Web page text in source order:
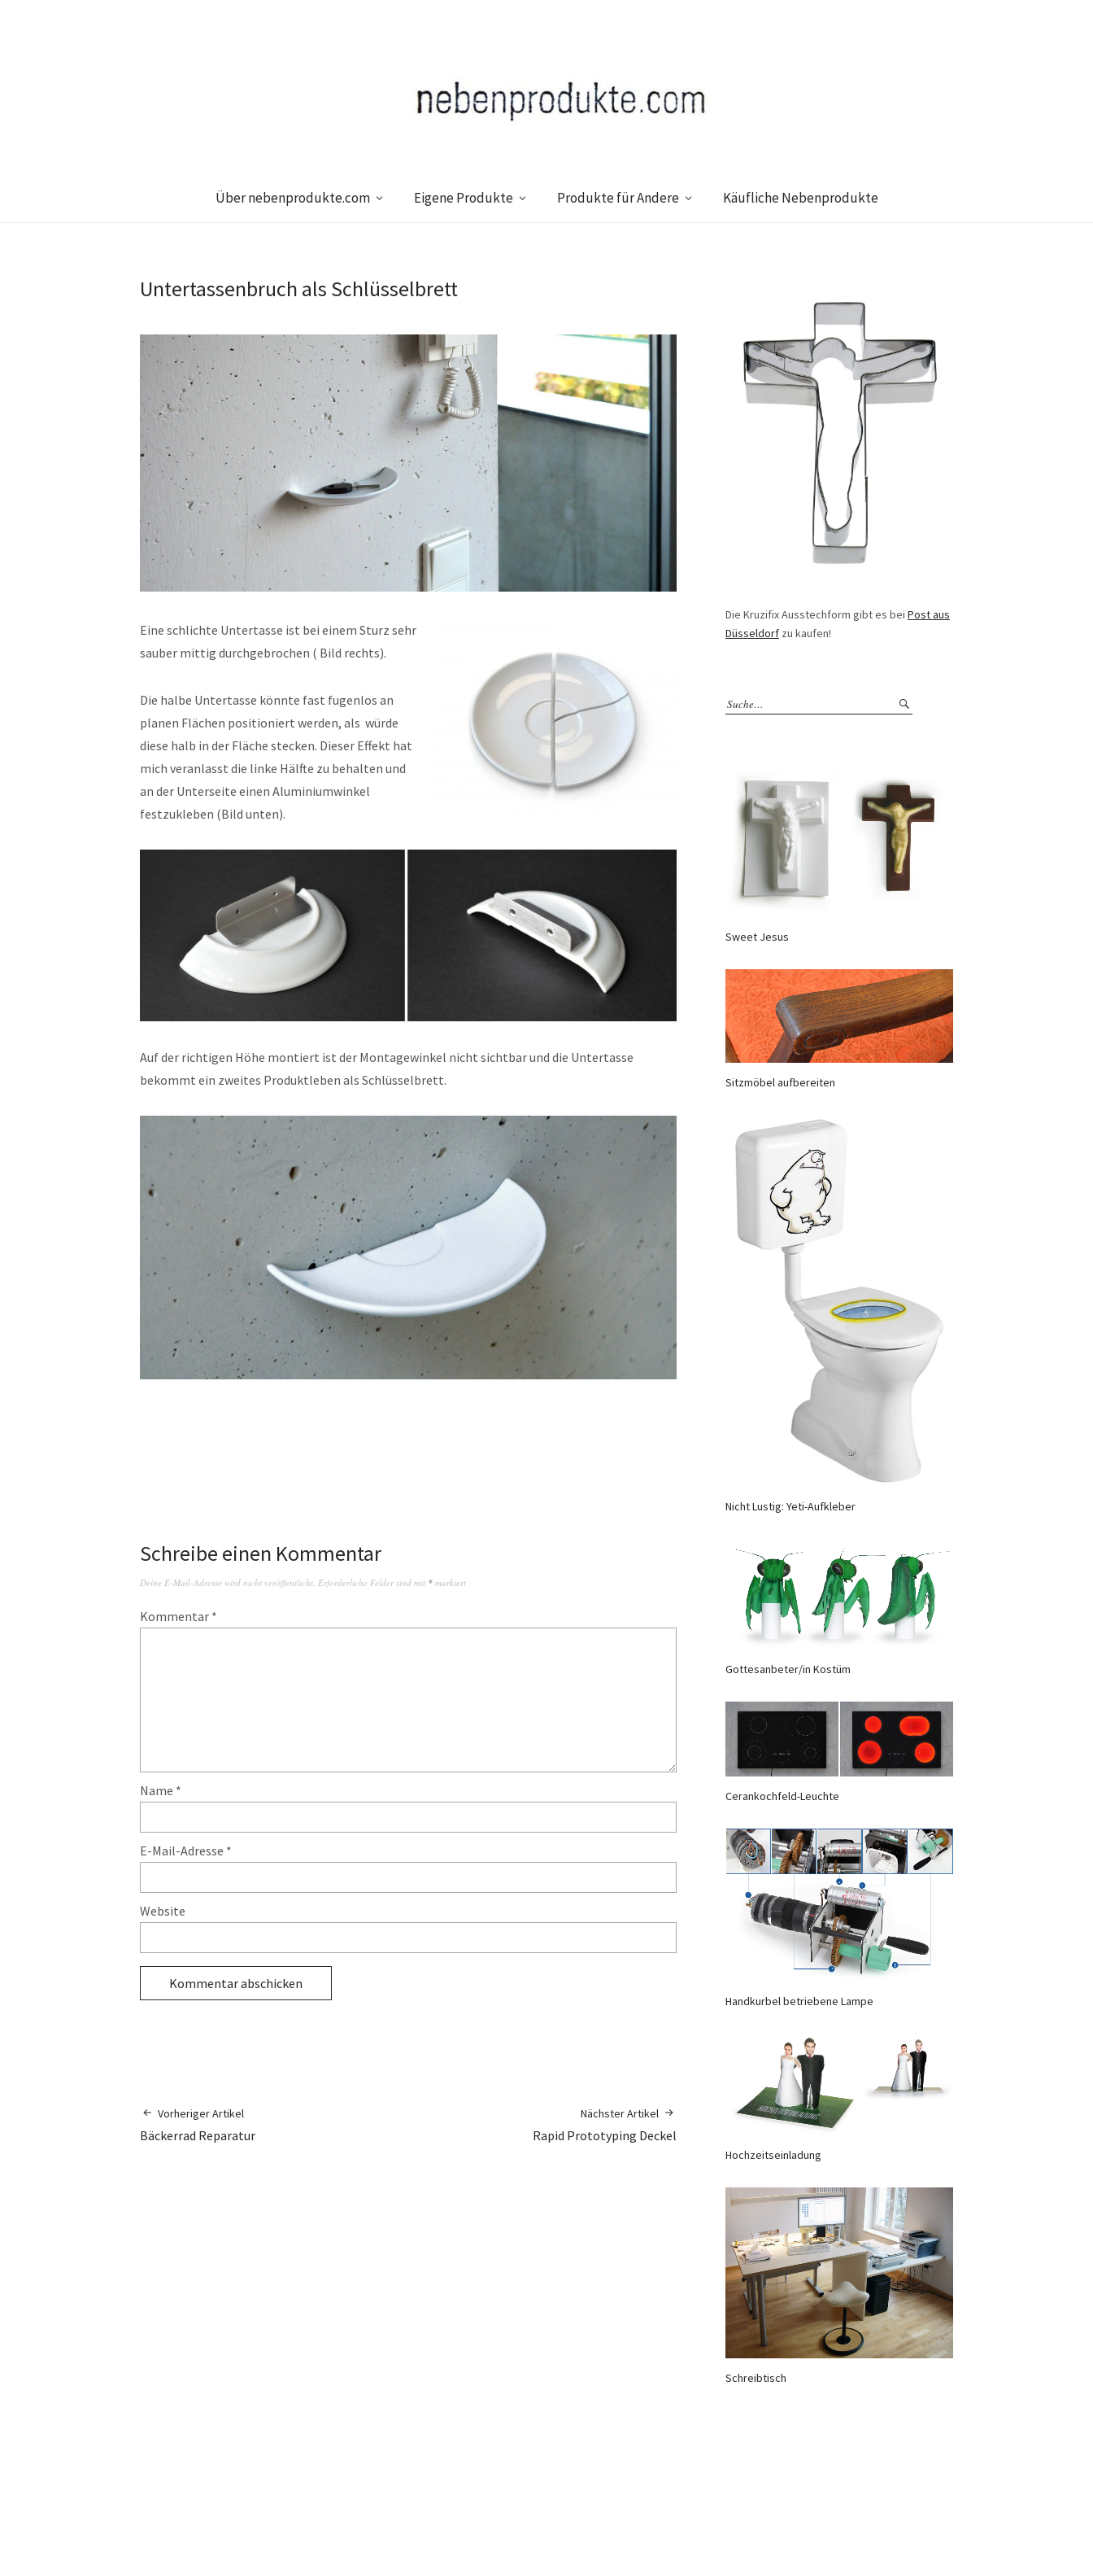
Über nebenprodukte.com Eigene Produkte Produkte für Andere Käufliche Nebenprodukte
Untertassenbruch als Schlüsselbrett
Eine schlichte Untertasse ist bei einem Sturz sehr
sauber mittig durchgebrochen ( Bild rechts).
Die halbe Untertasse könnte fast fugenlos an
planen Flächen positioniert werden, als würde
diese halb in der Fläche stecken. Dieser Effekt hat
mich veranlasst die linke Hälfte zu behalten und
an der Unterseite einen Aluminiumwinkel
festzukleben (Bild unten).
Auf der richtigen Höhe montiert ist der Montagewinkel nicht sichtbar und die Untertasse
bekommt ein zweites Produktleben als Schlüsselbrett.
Schreibe einen Kommentar
Deine E-Mail-Adresse wird nicht veröffentlicht. Erforderliche Felder sind mit * markiert
Kommentar *
Name *
E-Mail-Adresse *
Website
Vorheriger Artikel
Bäckerrad Reparatur
Nächster Artikel
Rapid Prototyping Deckel
Die Kruzifix Ausstechform gibt es bei Post aus
Düsseldorf zu kaufen!
Sweet Jesus
Sitzmöbel aufbereiten
Nicht Lustig: Yeti-Aufkleber
Gottesanbeter/in Kostüm
Cerankochfeld-Leuchte
Handkurbel betriebene Lampe
Hochzeitseinladung
Schreibtisch